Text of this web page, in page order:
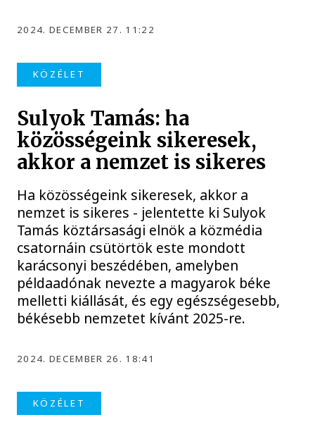
2024. DECEMBER 27. 11:22
KÖZÉLET
Sulyok Tamás: ha
közösségeink sikeresek,
akkor a nemzet is sikeres
Ha közösségeink sikeresek, akkor a
nemzet is sikeres - jelentette ki Sulyok
Tamás köztársasági elnök a közmédia
csatornáin csütörtök este mondott
karácsonyi beszédében, amelyben
példaadónak nevezte a magyarok béke
melletti kiállását, és egy egészségesebb,
békésebb nemzetet kívánt 2025-re.
2024. DECEMBER 26. 18:41
KÖZÉLET